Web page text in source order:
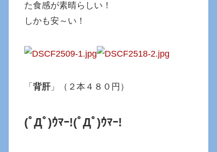
た食感が素晴らしい！
しかも安～い！
「背肝」（２本４８０円）
(ﾟДﾟ)ｳﾏｰ!(ﾟДﾟ)ｳﾏｰ!